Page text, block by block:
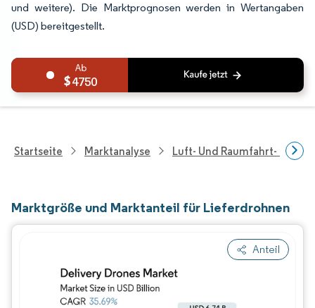
und weitere). Die Marktprognosen werden in Wertangaben
(USD) bereitgestellt.
4750
Startseite Marktanalyse Luft- Und Raumfahrt- Und
Marktgröße und Marktanteil für Lieferdrohnen
Anteil